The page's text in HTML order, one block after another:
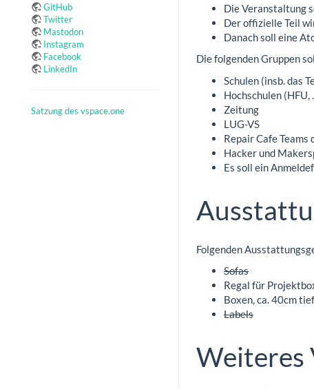
GitHub
Twitter
Mastodon
Instagram
Facebook
LinkedIn
Satzung des vspace.one
Die Veranstaltung
Der offizielle Teil
Danach soll eine
Die folgenden Gruppen
Schulen (insb. das
Hochschulen (HFU,
Zeitung
LUG-VS
Repair Cafe Teams
Hacker und
Es soll ein
Folgenden
Sofas
Regal für
Boxen, ca. 40cm tief
Labels
Weiteres